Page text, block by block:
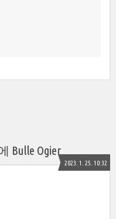
Bulle Ogier
2023. 1. 25. 10:32